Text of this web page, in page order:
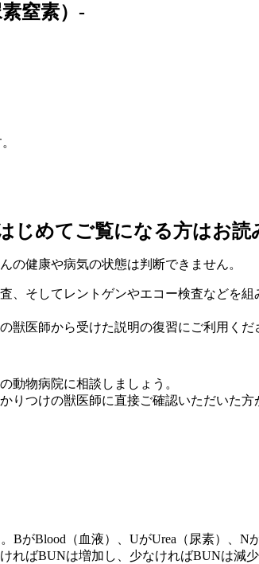
窒素）-
めてご覧になる方はお読
の健康や病気の状態は判断できません。
そしてレントゲンやエコー検査などを組
獣医師から受けた説明の復習にご利用くだ
動物病院に相談しましょう。
りつけの獣医師に直接ご確認いただいた方
BがBlood（血液）、UがUrea（尿素）、N
ればBUNは増加し、少なければBUNは減少